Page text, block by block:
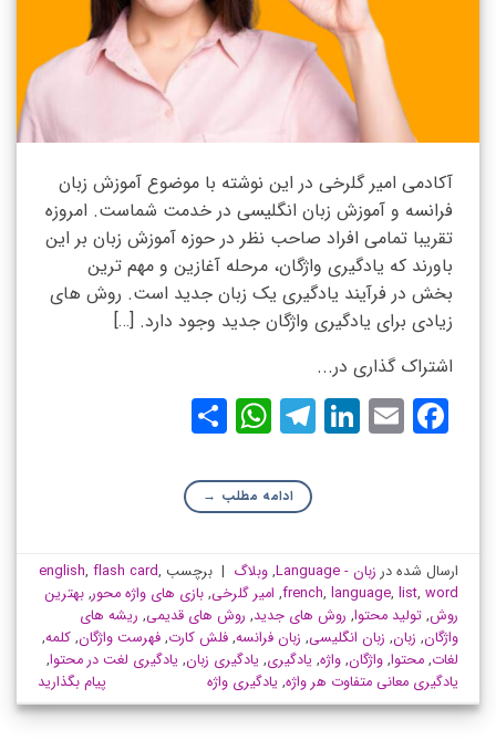
آکادمی امیر گلرخی در این نوشته با موضوع آموزش زبان
فرانسه و آموزش زبان انگلیسی در خدمت شماست. امروزه
تقریبا تمامی افراد صاحب نظر در حوزه آموزش زبان بر این
باورند که یادگیری واژگان، مرحله آغازین و مهم ترین
بخش در فرآیند یادگیری یک زبان جدید است. روش های
زیادی برای یادگیری واژگان جدید وجود دارد. […]
اشتراک گذاری در...
Facebook
Email
LinkedIn
Telegram
WhatsApp
ادامه مطلب →
ارسال شده در زبان - Language ,وبلاگ | برچسب english, flash card,
french, language, list, word
, امیر گلرخی,بازی های واژه محور,بهترین
روش,تولید محتوا, روش های جدید, روش های قدیمی, ریشه های
واژگان, زبان, زبان انگلیسی, زبان فرانسه,فلش کارت,فهرست واژگان,کلمه,
لغات,محتوا,واژگان,واژه, یادگیری, یادگیری زبان, یادگیری لغت در محتوا,
یادگیری معانی متفاوت هر واژه, یادگیری واژه پیام بگذارید